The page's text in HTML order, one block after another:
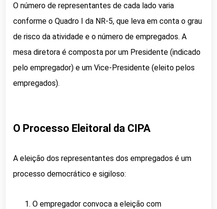
O número de representantes de cada lado varia
conforme o Quadro I da NR-5, que leva em conta o grau
de risco da atividade e o número de empregados. A
mesa diretora é composta por um Presidente (indicado
pelo empregador) e um Vice-Presidente (eleito pelos
empregados).
O Processo Eleitoral da CIPA
A eleição dos representantes dos empregados é um
processo democrático e sigiloso:
O empregador convoca a eleição com